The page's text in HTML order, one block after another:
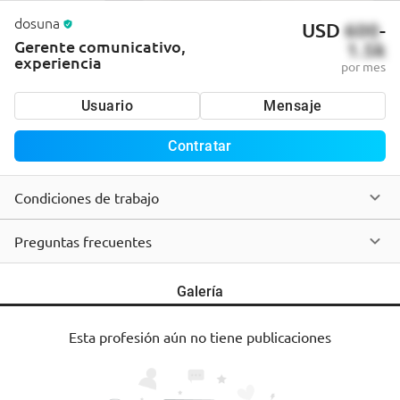
dosuna
Gerente comunicativo,
experiencia
USD 600-
1.5k
por mes
Usuario Mensaje
Contratar
Condiciones de trabajo
Preguntas frecuentes
Galería
Esta profesión aún no tiene publicaciones